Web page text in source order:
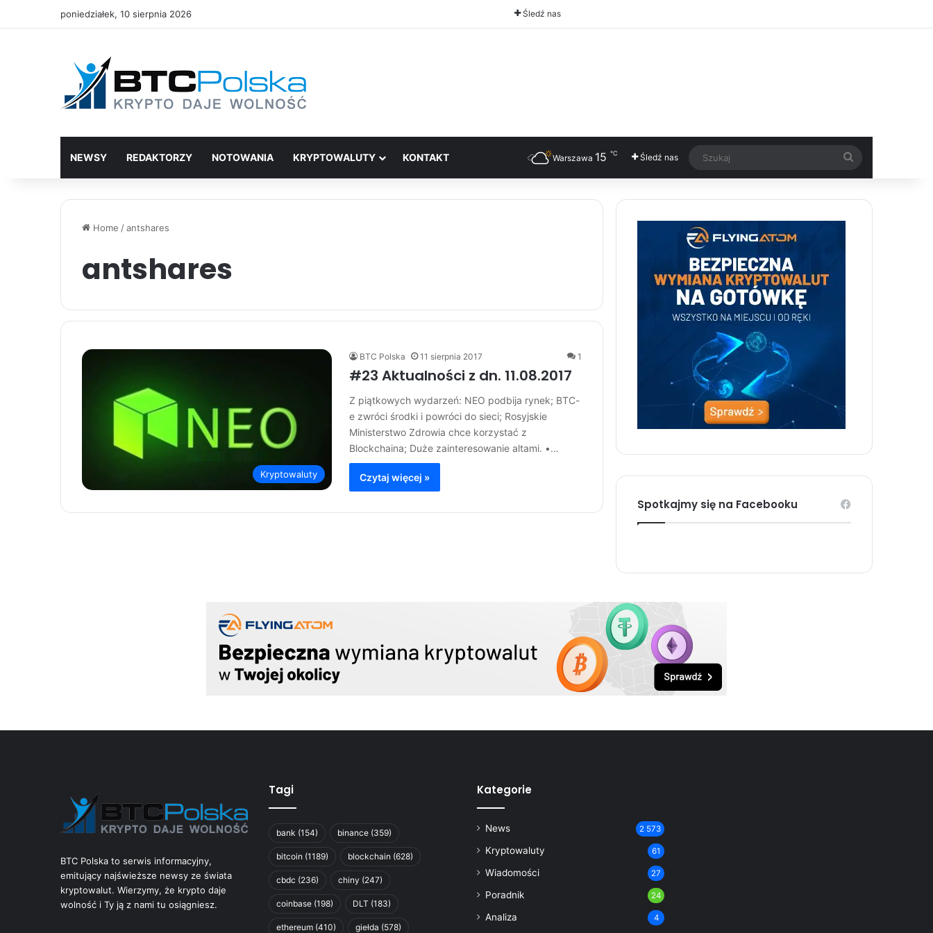
poniedziałek, 10 sierpnia 2026 Śledź nas
NEWSY REDAKTORZY NOTOWANIA KRYPTOWALUTY KONTAKT Warszawa 15 ℃ Śledź nas
Home /antshares
antshares
Kryptowaluty
BTC Polska 11 sierpnia 2017 1
#23 Aktualności z dn. 11.08.2017
Z piątkowych wydarzeń: NEO podbija rynek; BTC-
e zwróci środki i powróci do sieci; Rosyjskie
Ministerstwo Zdrowia chce korzystać z
Blockchaina; Duże zainteresowanie altami. •…
Czytaj więcej »
Spotkajmy się na Facebooku
BTC Polska to serwis informacyjny,
emitujący najświeższe newsy ze świata
kryptowalut. Wierzymy, że krypto daje
wolność i Ty ją z nami tu osiągniesz.
Tagi
bank (154) binance (359)
bitcoin (1189) blockchain (628)
cbdc (236) chiny (247)
coinbase (198) DLT (183)
ethereum (410) giełda (578)
Kategorie
News 2 573
Kryptowaluty 61
Wiadomości 27
Poradnik 24
Analiza 4